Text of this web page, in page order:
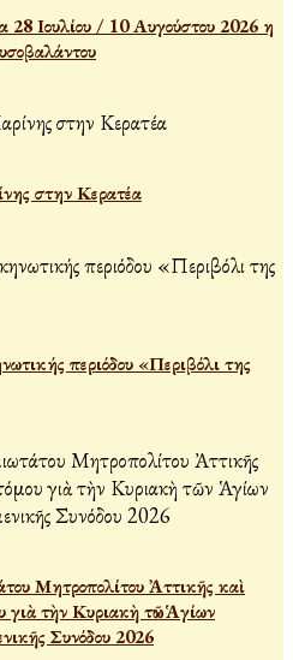
28 Ιουλίου / 10 Αυγούστου 2026 η
στην Κερατέα
περιόδου «Περιβόλι της
Μητροπολίτου Ἀττικῆς καὶ
γιὰ τὴν Κυριακὴ τῶν Ἁγίων
Συνόδου 2026